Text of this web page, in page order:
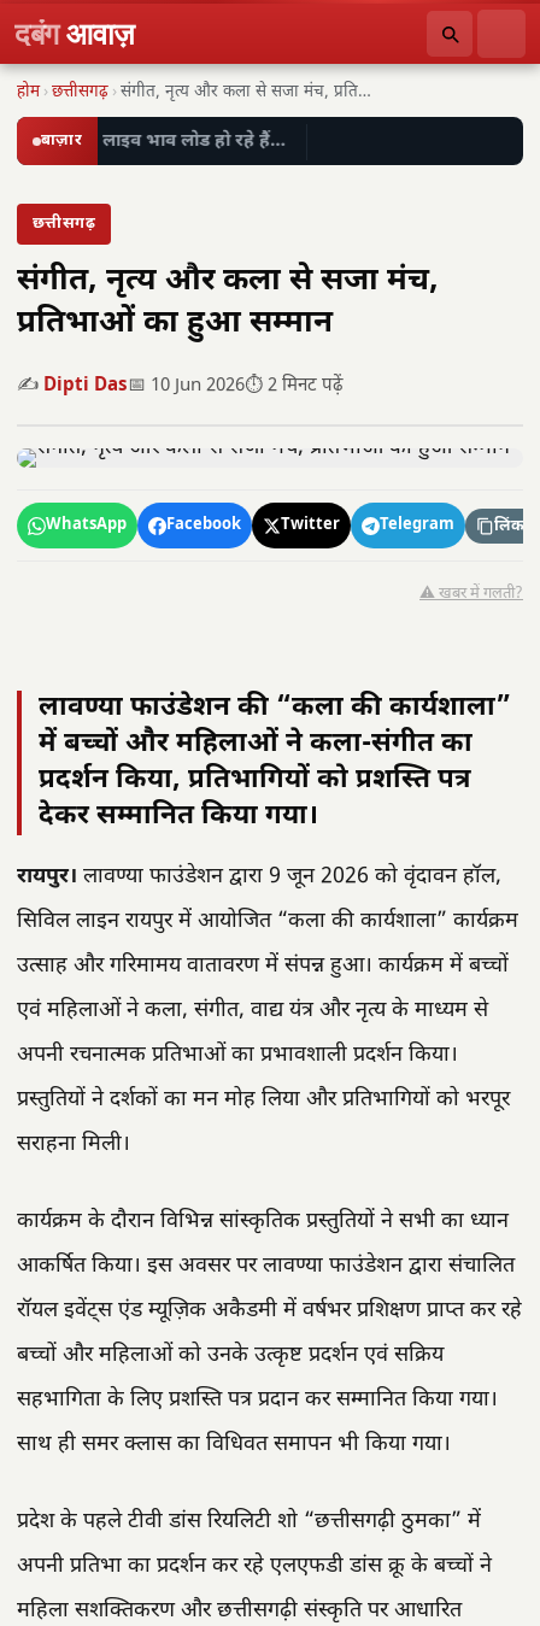
दबंगआवाज़
होम ›छत्तीसगढ़ › संगीत, नृत्य और कला से सजा मंच, प्रतिभाओं…
बाज़ार लाइव भाव लोड हो रहे हैं…
छत्तीसगढ़
संगीत, नृत्य और कला से सजा मंच,
प्रतिभाओं का हुआ सम्मान
✍️ Dipti Das📅 10 Jun 2026⏱️ 2 मिनट पढ़ें
WhatsApp Facebook Twitter Telegram लिंक
⚠️ खबर में गलती?
लावण्या फाउंडेशन की “कला की कार्यशाला”
में बच्चों और महिलाओं ने कला-संगीत का
प्रदर्शन किया, प्रतिभागियों को प्रशस्ति पत्र
देकर सम्मानित किया गया।
रायपुर। लावण्या फाउंडेशन द्वारा 9 जून 2026 को वृंदावन हॉल,
सिविल लाइन रायपुर में आयोजित “कला की कार्यशाला” कार्यक्रम
उत्साह और गरिमामय वातावरण में संपन्न हुआ। कार्यक्रम में बच्चों
एवं महिलाओं ने कला, संगीत, वाद्य यंत्र और नृत्य के माध्यम से
अपनी रचनात्मक प्रतिभाओं का प्रभावशाली प्रदर्शन किया।
प्रस्तुतियों ने दर्शकों का मन मोह लिया और प्रतिभागियों को भरपूर
सराहना मिली।
कार्यक्रम के दौरान विभिन्न सांस्कृतिक प्रस्तुतियों ने सभी का ध्यान
आकर्षित किया। इस अवसर पर लावण्या फाउंडेशन द्वारा संचालित
रॉयल इवेंट्स एंड म्यूज़िक अकैडमी में वर्षभर प्रशिक्षण प्राप्त कर रहे
बच्चों और महिलाओं को उनके उत्कृष्ट प्रदर्शन एवं सक्रिय
सहभागिता के लिए प्रशस्ति पत्र प्रदान कर सम्मानित किया गया।
साथ ही समर क्लास का विधिवत समापन भी किया गया।
प्रदेश के पहले टीवी डांस रियलिटी शो “छत्तीसगढ़ी ठुमका” में
अपनी प्रतिभा का प्रदर्शन कर रहे एलएफडी डांस क्रू के बच्चों ने
महिला सशक्तिकरण और छत्तीसगढ़ी संस्कृति पर आधारित